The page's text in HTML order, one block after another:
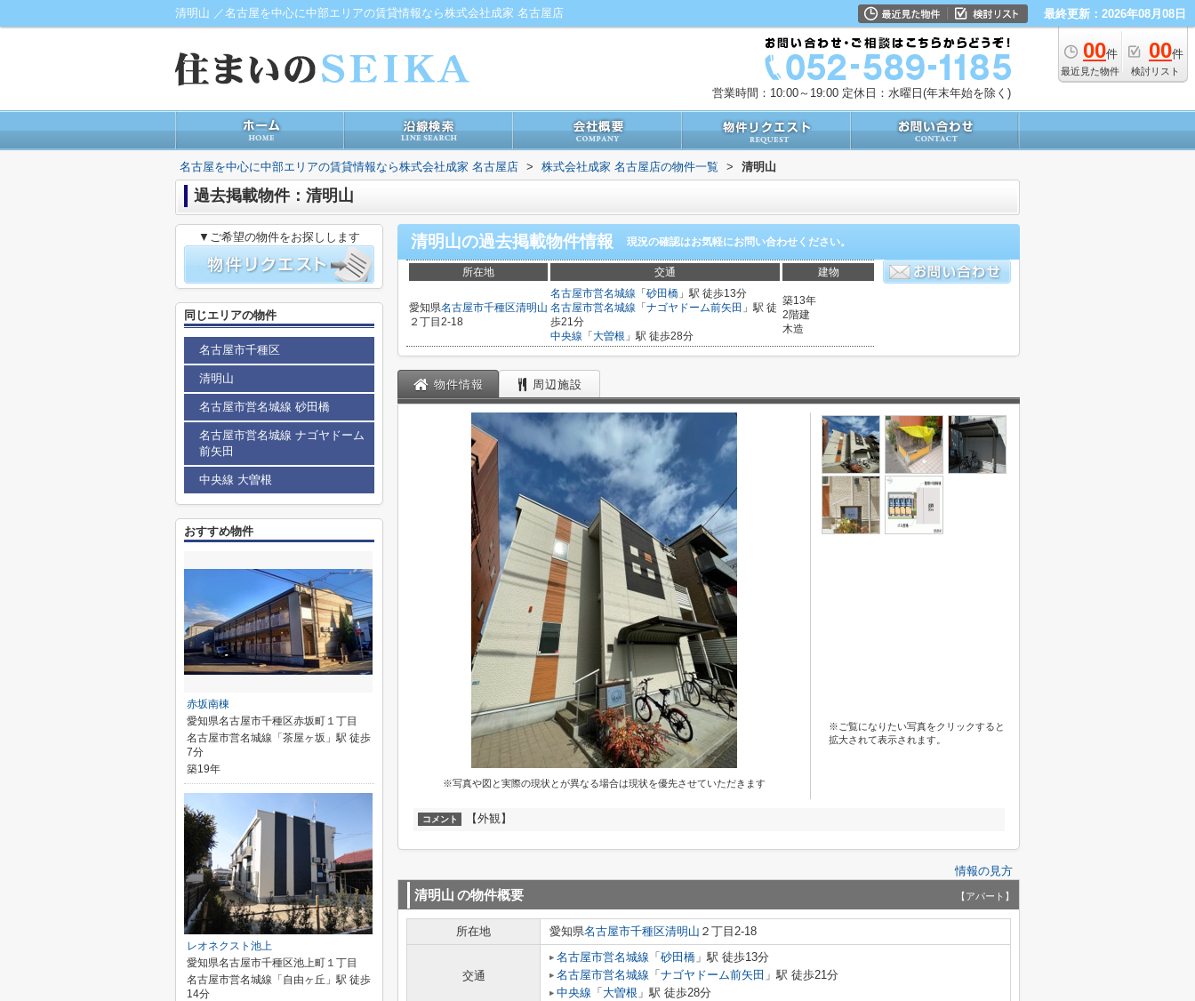
清明山 ／名古屋を中心に中部エリアの賃貸情報なら株式会社成家 名古屋店 最終更新：2026年08月08日
00件
最近見た物件
00件
検討リスト
営業時間：10:00～19:00 定休日：水曜日(年末年始を除く)
名古屋を中心に中部エリアの賃貸情報なら株式会社成家 名古屋店 > 株式会社成家 名古屋店の物件一覧 > 清明山
過去掲載物件：清明山
清明山の過去掲載物件情報 現況の確認はお気軽にお問い合わせください。
所在地 交通 建物
愛知県名古屋市千種区清明山
２丁目2-18
名古屋市営名城線 「 砂田橋 」駅 徒歩13分
名古屋市営名城線 「 ナゴヤドーム前矢田 」駅 徒
歩21分
中央線 「 大曽根 」駅 徒歩28分
築13年
2階建
木造
物件情報 周辺施設
※写真や図と実際の現状とが異なる場合は現状を優先させていただきます
※ご覧になりたい写真をクリックすると
拡大されて表示されます。
コメント 【外観】
情報の見方
清明山 の物件概要 【アパート】
所在地 愛知県名古屋市千種区清明山 ２丁目2-18
交通
名古屋市営名城線 「 砂田橋 」駅 徒歩13分
名古屋市営名城線 「 ナゴヤドーム前矢田 」駅 徒歩21分
中央線 「 大曽根 」駅 徒歩28分
▼ご希望の物件をお探しします
同じエリアの物件
名古屋市千種区
清明山
名古屋市営名城線 砂田橋
名古屋市営名城線 ナゴヤドーム
前矢田
中央線 大曽根
おすすめ物件
赤坂南棟
愛知県名古屋市千種区赤坂町１丁目
名古屋市営名城線「茶屋ヶ坂」駅 徒歩
7分
築19年
レオネクスト池上
愛知県名古屋市千種区池上町１丁目
名古屋市営名城線「自由ヶ丘」駅 徒歩
14分